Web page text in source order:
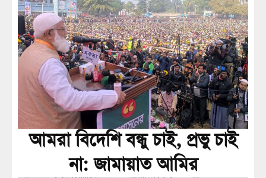
আমরা বিদেশি বন্ধু চাই, প্রভু চাই
না: জামায়াত আমির